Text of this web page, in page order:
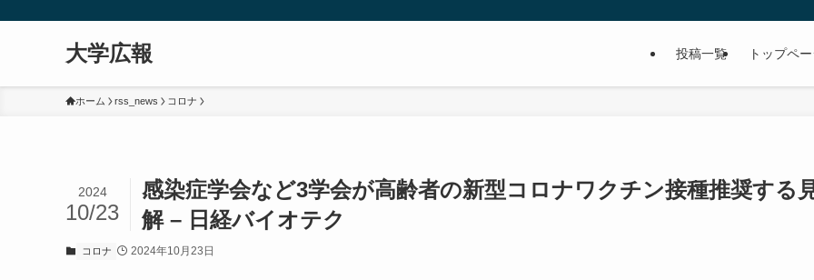
大学広報 投稿一覧 トップペ
ホーム rss_news コロナ
感染症学会など3学会が高齢者の新型コロナワクチン接種推奨する
解 – 日経バイオテク
2024
10/23
コロナ 2024年10月23日